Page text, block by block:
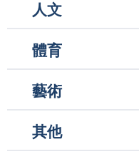
人文
體育
藝術
其他